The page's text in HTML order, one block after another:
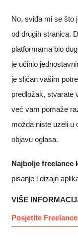
No, sviđa mi se što
od drugih stranica.
platformama bio
je učinio
je sličan vašim
predložak, stvarate
već vam pomaže
možda niste uzeli u
objavu oglasa.
Najbolje freelance
pisanje i dizajn
VIŠE
Posjetite